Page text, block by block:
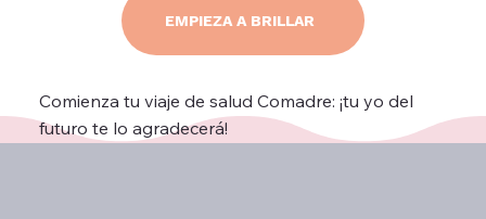
Comienza tu viaje de salud Comadre: ¡tu yo del
futuro te lo agradecerá!
EMPIEZA A BRILLAR